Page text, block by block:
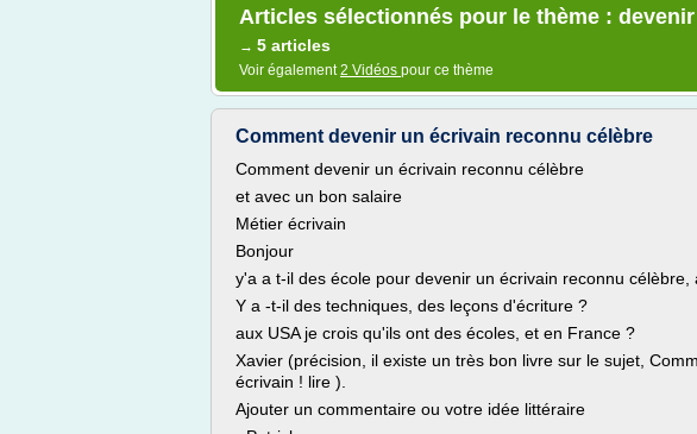
Articles sélectionnés pour le thème :
→ 5 articles
Voir également2 Vidéos pour ce thème
Comment devenir un écrivain reconnu célèbre
Comment devenir un écrivain reconnu célèbre
et avec un bon salaire
Métier écrivain
Bonjour
y'a a t-il des école pour devenir un écrivain reconnu célèbre,
Y a -t-il des techniques, des leçons d'écriture ?
aux USA je crois qu'ils ont des écoles, et en France ?
Xavier (précision, il existe un très bon livre sur le sujet,
écrivain ! lire ).
Ajouter un commentaire ou votre idée littéraire